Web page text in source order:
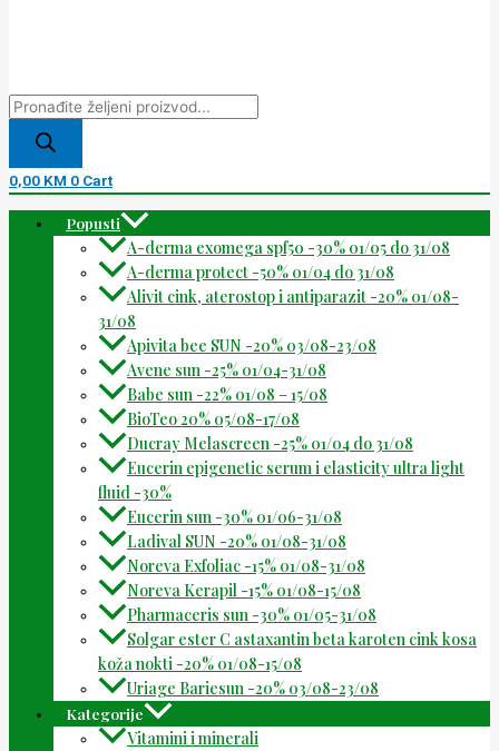
0,00 KM 0 Cart
Popusti
A-derma exomega spf50 -30% 01/05 do 31/08
A-derma protect -50% 01/04 do 31/08
Alivit cink, aterostop i antiparazit -20% 01/08-
31/08
Apivita bee SUN -20% 03/08-23/08
Avene sun -25% 01/04-31/08
Babe sun -22% 01/08 – 15/08
BioTeo 20% 05/08-17/08
Ducray Melascreen -25% 01/04 do 31/08
Eucerin epigenetic serum i elasticity ultra light
fluid -30%
Eucerin sun -30% 01/06-31/08
Ladival SUN -20% 01/08-31/08
Noreva Exfoliac -15% 01/08-31/08
Noreva Kerapil -15% 01/08-15/08
Pharmaceris sun -30% 01/05-31/08
Solgar ester C astaxantin beta karoten cink kosa
koža nokti -20% 01/08-15/08
Uriage Bariesun -20% 03/08-23/08
Kategorije
Vitamini i minerali